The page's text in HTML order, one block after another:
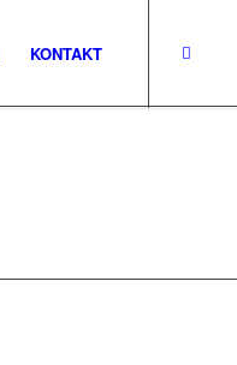
KONTAKT